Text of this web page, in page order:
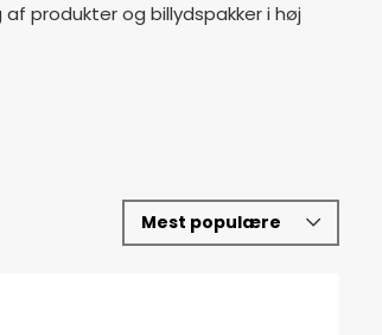
produkter og billydspakker i høj